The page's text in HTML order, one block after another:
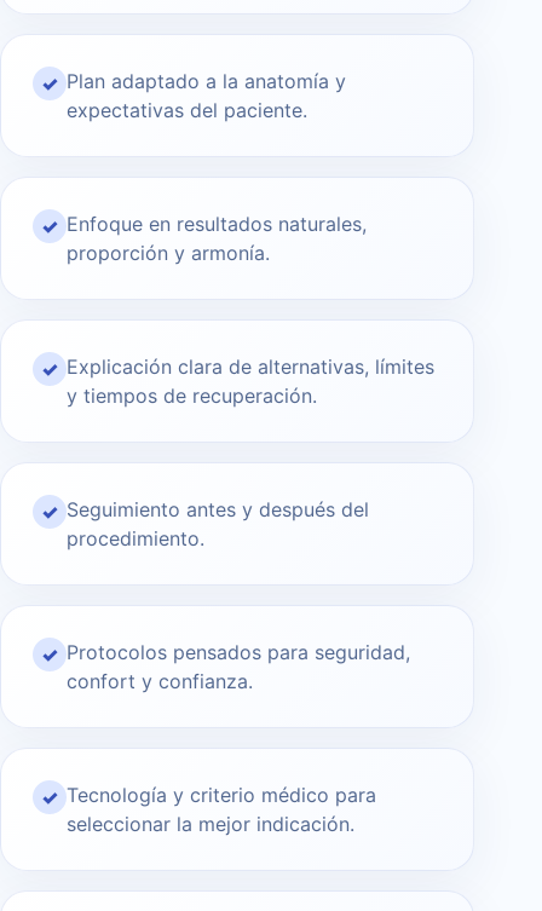
✓ Plan adaptado a la anatomía y
expectativas del paciente.
✓ Enfoque en resultados naturales,
proporción y armonía.
✓ Explicación clara de alternativas, límites
y tiempos de recuperación.
✓ Seguimiento antes y después del
procedimiento.
✓ Protocolos pensados para seguridad,
confort y confianza.
✓ Tecnología y criterio médico para
seleccionar la mejor indicación.